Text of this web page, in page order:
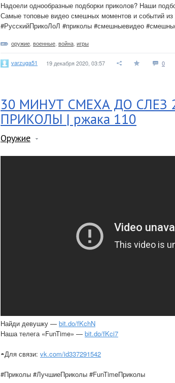
Надоели однообразные подборки приколов? Наши
Самые топовые видео смешных моментов и событий
#РусскийПрикоЛоЛ #приколы #смешныевидео
оружие военные война игры
varzuga51 19 декабря 2020, 03:57 0
30 МИНУТ СМЕХА ДО СЛЕЗ
ПРИКОЛЫ | ржака 110
Оружие
Найди девушку — bit.do/fKchN
Наша телега «FunTime» — bit.do/fKci7
◓Для связи: vk.com/id337291542
#Приколы #ЛучшиеПриколы #FunTimeПриколы